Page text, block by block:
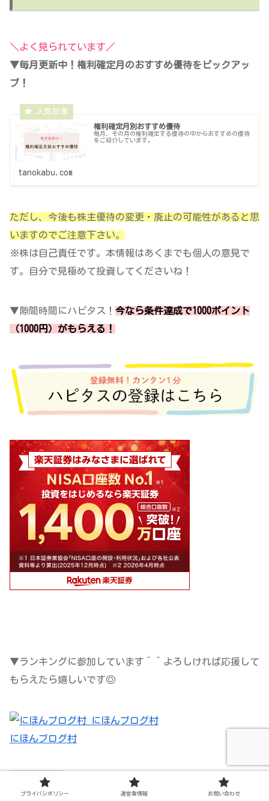
＼よく見られています／
▼毎月更新中！権利確定月のおすすめ優待をピックアッ
プ！
権利確定月別おすすめ優待
毎月、その月の権利確定する優待の中からおすすめの優待
をご紹介しています。
tanokabu.com
ただし、今後も株主優待の変更・廃止の可能性があると思
いますのでご注意下さい。
※株は自己責任です。本情報はあくまでも個人の意見で
す。自分で見極めて投資してくださいね！
▼隙間時間にハピタス！ 今なら条件達成で1000ポイント
（1000円）がもらえる！
▼ランキングに参加しています＾＾よろしければ応援して
もらえたら嬉しいです◎
にほんブログ村
人気ブログランキング
プライバシポリシー 運営者情報 お問い合わせ